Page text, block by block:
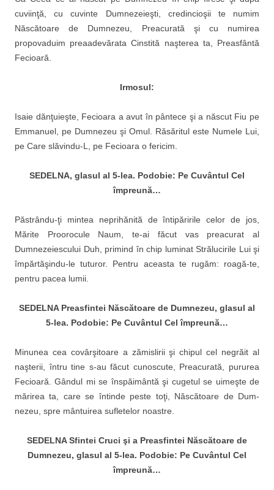
cuviinţă, cu cuvinte Dum­nezeieşti, credincioşii te numim
Născătoare de Dumnezeu, Preacurată şi cu numirea
propovaduim preaadevărata Cinstită naşterea ta, Preasfântă
Fecioară.
Irmosul:
Isaie dănţuieşte, Fecioara a avut în pântece şi a născut Fiu pe
Emmanuel, pe Dumnezeu şi Omul. Răsăritul este Numele Lui,
pe Care slăvindu-L, pe Fecioara o fericim.
SEDELNA, glasul al 5-lea. Podobie: Pe Cuvântul Cel
împreună…
Păstrându-ţi mintea neprihănită de întipăririle celor de jos,
Mărite Proorocule Naum, te-ai făcut vas preacurat al
Dumnezeiescu­lui Duh, primind în chip lumi­nat Strălucirile Lui şi
împărtăşindu-le tuturor. Pentru aceas­ta te rugăm: roagă-te,
pentru pacea lumii.
SEDELNA Preasfintei Născătoare de Dumnezeu, glasul al
5-lea. Podobie: Pe Cuvântul Cel împreună…
Minunea cea covârşitoare a zămislirii şi chipul cel negrăit al
naşterii, întru tine s-au făcut cunoscute, Preacurată, pururea
Fecioară. Gândul mi se înspăi­mântă şi cugetul se uimeşte de
mărirea ta, care se întinde peste toţi, Născătoare de Dum­
nezeu, spre mântuirea suflete­lor noastre.
SEDELNA Sfintei Cruci şi a Preasfintei Născătoare de
Dumnezeu, glasul al 5-lea. Podobie: Pe Cuvântul Cel
împreună…